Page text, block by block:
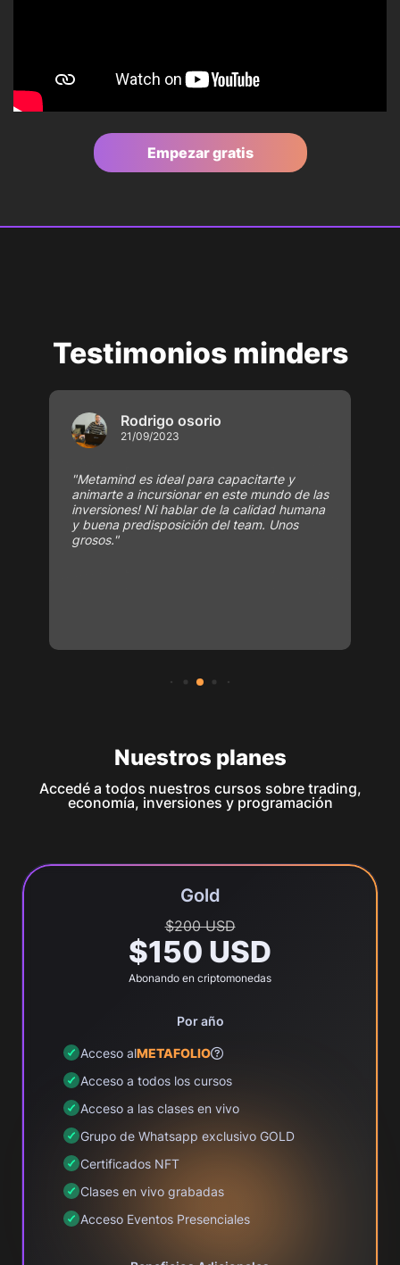
Empezar gratis
Testimonios minders
Rodrigo osorio
21/09/2023
"Metamind es ideal para capacitarte y
animarte a incursionar en este mundo de las
inversiones! Ni hablar de la calidad humana
y buena predisposición del team. Unos
grosos."
Nuestros planes
Accedé a todos nuestros cursos sobre trading,
economía, inversiones y programación
Gold
$200 USD
$150 USD
Abonando en criptomonedas
Por año
Acceso alMETAFOLIO
Acceso a todos los cursos
Acceso a las clases en vivo
Grupo de Whatsapp exclusivo GOLD
Certificados NFT
Clases en vivo grabadas
Acceso Eventos Presenciales